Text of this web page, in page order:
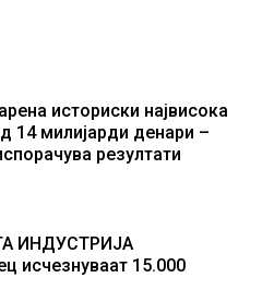
историски највисока
14 милијарди денари –
резултати
ИНДУСТРИЈА
исчезнуваат 15.000